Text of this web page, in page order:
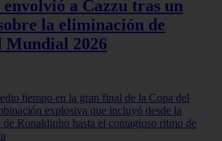
a Cazzu tras un
la eliminación de
Mundial 2026